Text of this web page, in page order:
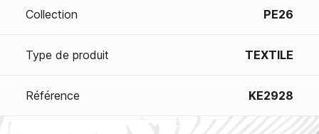
Collection PE26
Type de produit TEXTILE
Référence KE2928